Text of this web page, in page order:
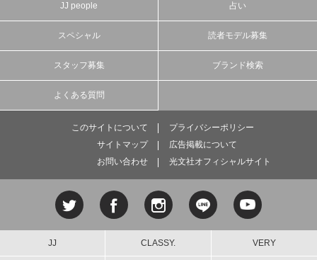
JJ people 占い
スペシャル 読者モデル募集
スタッフ募集 ブランド検索
よくある質問
このサイトについて
プライバシーポリシー
サイトマップ
広告掲載について
お問い合わせ
光文社オフィシャルサイト
JJ CLASSY. VERY